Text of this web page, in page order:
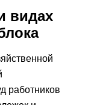
видах
работников